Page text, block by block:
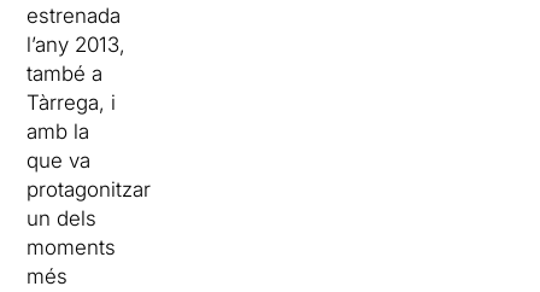
estrenada
l’any 2013,
també a
Tàrrega, i
amb la
que va
protagonitzar
un dels
moments
més